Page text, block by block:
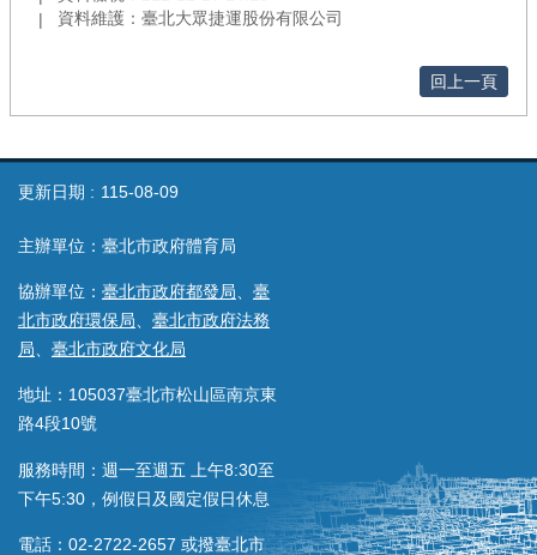
資料維護：臺北大眾捷運股份有限公司
回上一頁
更新日期 115-08-09
主辦單位：臺北市政府體育局
協辦單位： 臺北市政府都發局
臺
北市政府環保局
臺北市政府法務
局
臺北市政府文化局
地址：105037臺北市松山區南京東
路4段10號
服務時間：週一至週五 上午8:30至
下午5:30，例假日及國定假日休息
電話：02-2722-2657 或撥臺北市